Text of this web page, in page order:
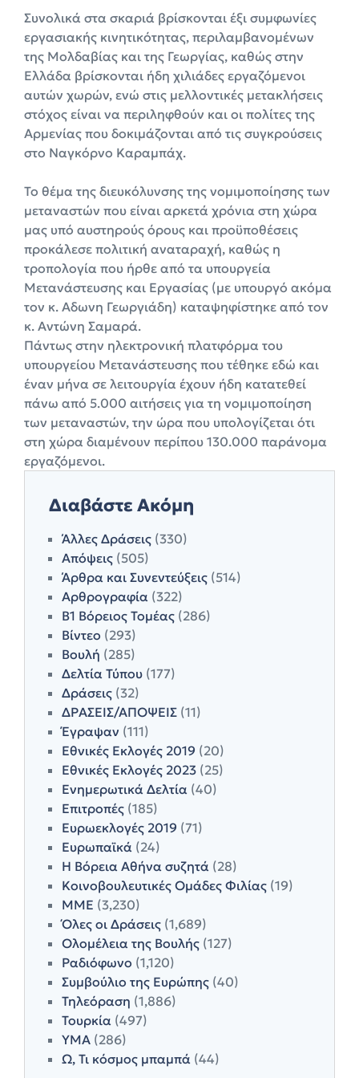
Συνολικά στα σκαριά βρίσκονται έξι συμφωνίες
εργασιακής κινητικότητας, περιλαμβανομένων
της Μολδαβίας και της Γεωργίας, καθώς στην
Ελλάδα βρίσκονται ήδη χιλιάδες εργαζόμενοι
αυτών χωρών, ενώ στις μελλοντικές μετακλήσεις
στόχος είναι να περιληφθούν και οι πολίτες της
Αρμενίας που δοκιμάζονται από τις συγκρούσεις
στο Ναγκόρνο Καραμπάχ.
Το θέμα της διευκόλυνσης της νομιμοποίησης των
μεταναστών που είναι αρκετά χρόνια στη χώρα
μας υπό αυστηρούς όρους και προϋποθέσεις
προκάλεσε πολιτική αναταραχή, καθώς η
τροπολογία που ήρθε από τα υπουργεία
Μετανάστευσης και Εργασίας (με υπουργό ακόμα
τον κ. Αδωνη Γεωργιάδη) καταψηφίστηκε από τον
κ. Αντώνη Σαμαρά.
Πάντως στην ηλεκτρονική πλατφόρμα του
υπουργείου Μετανάστευσης που τέθηκε εδώ και
έναν μήνα σε λειτουργία έχουν ήδη κατατεθεί
πάνω από 5.000 αιτήσεις για τη νομιμοποίηση
των μεταναστών, την ώρα που υπολογίζεται ότι
στη χώρα διαμένουν περίπου 130.000 παράνομα
εργαζόμενοι.
Διαβάστε Ακόμη
Άλλες Δράσεις (330)
Απόψεις (505)
Άρθρα και Συνεντεύξεις (514)
Αρθρογραφία (322)
Β1 Βόρειος Τομέας (286)
Βίντεο (293)
Βουλή (285)
Δελτία Τύπου (177)
Δράσεις (32)
ΔΡΑΣΕΙΣ/ΑΠΟΨΕΙΣ (11)
Έγραψαν (111)
Εθνικές Εκλογές 2019 (20)
Εθνικές Εκλογές 2023 (25)
Ενημερωτικά Δελτία (40)
Επιτροπές (185)
Ευρωεκλογές 2019 (71)
Ευρωπαϊκά (24)
Η Βόρεια Αθήνα συζητά (28)
Κοινοβουλευτικές Ομάδες Φιλίας (19)
ΜΜΕ (3,230)
Όλες οι Δράσεις (1,689)
Ολομέλεια της Βουλής (127)
Ραδιόφωνο (1,120)
Συμβούλιο της Ευρώπης (40)
Τηλεόραση (1,886)
Τουρκία (497)
ΥΜΑ (286)
Ω, Τι κόσμος μπαμπά (44)